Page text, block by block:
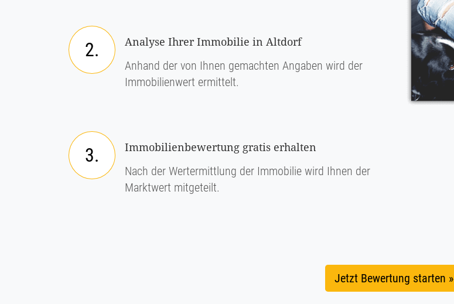
2.
Analyse Ihrer Immobilie in Altdorf
Anhand der von Ihnen gemachten Angaben wird der
Immobilienwert ermittelt.
3.
Immobilienbewertung gratis erhalten
Nach der Wertermittlung der Immobilie wird Ihnen der
Marktwert mitgeteilt.
Jetzt Bewertung starten »